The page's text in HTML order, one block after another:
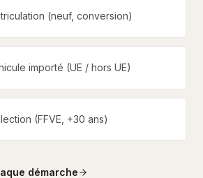
(neuf, conversion)
importé (UE / hors UE)
(FFVE, +30 ans)
démarche